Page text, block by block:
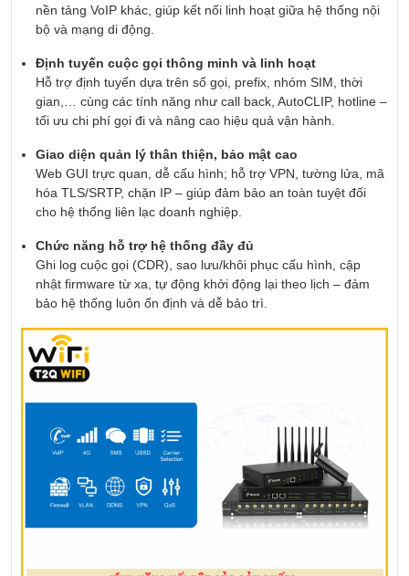
nền tảng VoIP khác, giúp kết nối linh hoạt giữa hệ thống nội
bộ và mạng di động.
Định tuyến cuộc gọi thông minh và linh hoạt
Hỗ trợ định tuyến dựa trên số gọi, prefix, nhóm SIM, thời
gian,… cùng các tính năng như call back, AutoCLIP, hotline –
tối ưu chi phí gọi đi và nâng cao hiệu quả vận hành.
Giao diện quản lý thân thiện, bảo mật cao
Web GUI trực quan, dễ cấu hình; hỗ trợ VPN, tường lửa, mã
hóa TLS/SRTP, chặn IP – giúp đảm bảo an toàn tuyệt đối
cho hệ thống liên lạc doanh nghiệp.
Chức năng hỗ trợ hệ thống đầy đủ
Ghi log cuộc gọi (CDR), sao lưu/khôi phục cấu hình, cập
nhật firmware từ xa, tự động khởi động lại theo lịch – đảm
bảo hệ thống luôn ổn định và dễ bảo trì.